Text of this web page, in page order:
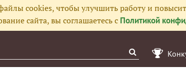
cookies, чтобы улучшить работу и
сайта, вы соглашаетесь с Политикой